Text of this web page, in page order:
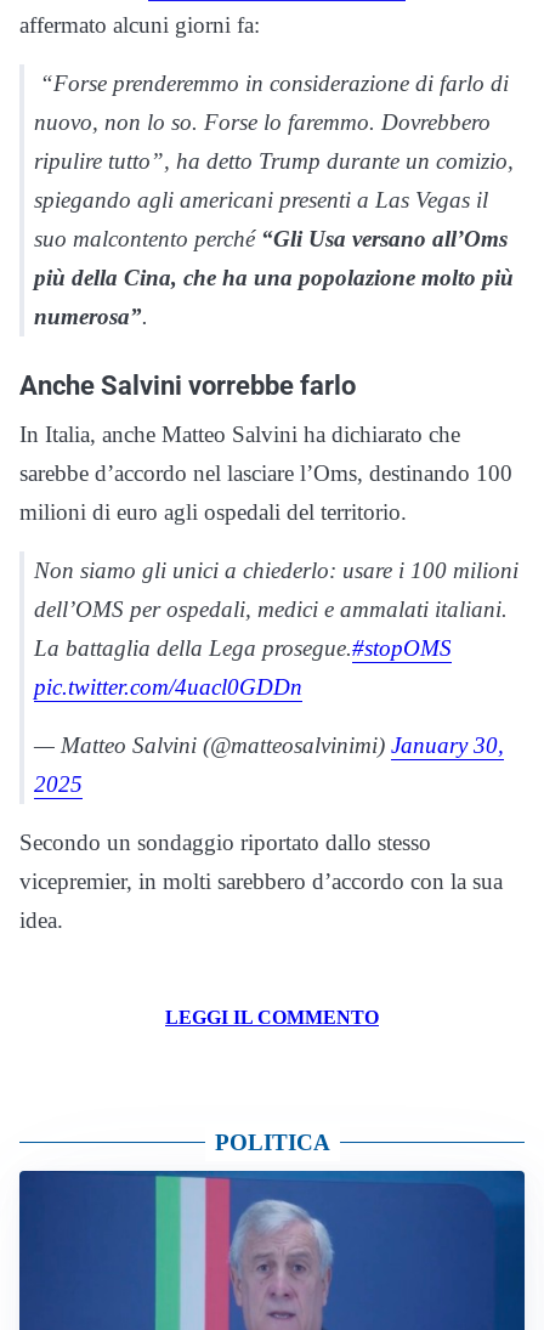
affermato alcuni giorni fa:
“Forse prenderemmo in considerazione di farlo di
nuovo, non lo so. Forse lo faremmo. Dovrebbero
ripulire tutto”, ha detto Trump durante un comizio,
spiegando agli americani presenti a Las Vegas il
suo malcontento perché “Gli Usa versano all’Oms
più della Cina, che ha una popolazione molto più
numerosa”.
Anche Salvini vorrebbe farlo
In Italia, anche Matteo Salvini ha dichiarato che
sarebbe d’accordo nel lasciare l’Oms, destinando 100
milioni di euro agli ospedali del territorio.
Non siamo gli unici a chiederlo: usare i 100 milioni
dell’OMS per ospedali, medici e ammalati italiani.
La battaglia della Lega prosegue.#stopOMS
pic.twitter.com/4uacl0GDDn
— Matteo Salvini (@matteosalvinimi) January 30,
2025
Secondo un sondaggio riportato dallo stesso
vicepremier, in molti sarebbero d’accordo con la sua
idea.
LEGGI IL COMMENTO
POLITICA